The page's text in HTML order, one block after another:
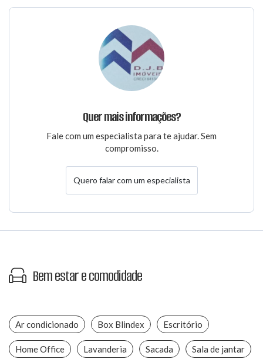
Quer mais informações?
Fale com um especialista para te ajudar. Sem
compromisso.
Quero falar com um especialista
Bem estar e comodidade
Ar condicionado Box Blindex Escritório
Home Office Lavanderia Sacada Sala de jantar